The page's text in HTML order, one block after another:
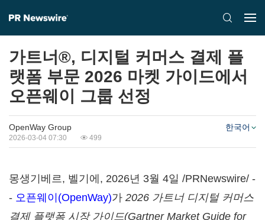
가트너®, 디지털 커머스 결제 플
랫폼 부문 2026 마켓 가이드에서
오픈웨이 그룹 선정
OpenWay Group
2026-03-04 07:30 499
한국어
몽생기베르, 벨기에 , 2026년 3월 4일 /PRNewswire/ -
- 오픈웨이(OpenWay)가 2026 가트너 디지털 커머스
결제 플랫폼 시장 가이드(Gartner Market Guide for